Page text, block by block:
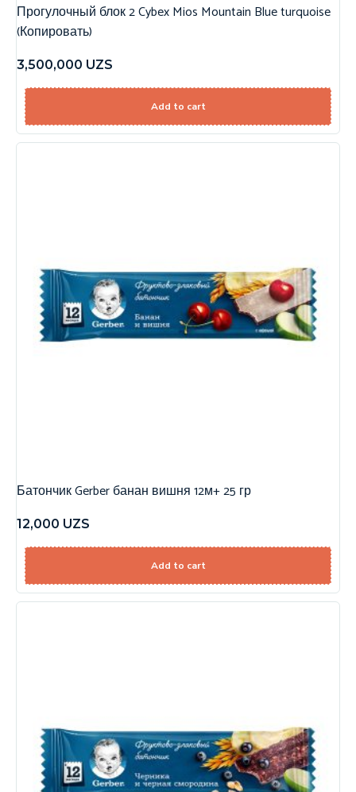
Прогулочный блок 2 Cybex Mios Mountain Blue turquoise
(Копировать)
3,500,000 UZS
Add to cart
Батончик Gerber банан вишня 12м+ 25 гр
12,000 UZS
Add to cart